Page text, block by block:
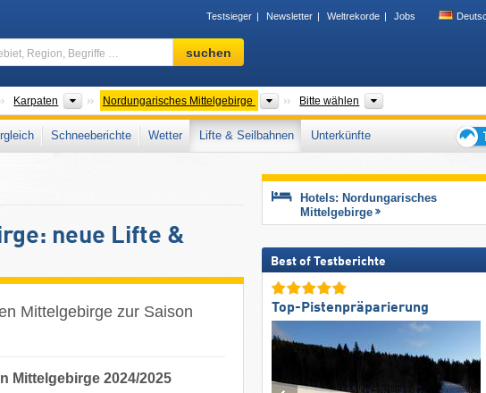
Testsieger Newsletter Weltrekorde Jobs
Skigebiet,
Region,
…
suchen
Karpaten Gebirgszüge
Nordungarisches Mittelgebirge Bitte wählen
Bitte wählen
Schneeberichte Wetter Lifte & Seilbahnen
Unterkünfte
für
neue Lifte &
Mittelgebirge zur Saison
Mittelgebirge 2024/2025
Hotels: Nordungarisches
Mittelgebirge
Best of Testberichte
Top-Pistenpräparierung